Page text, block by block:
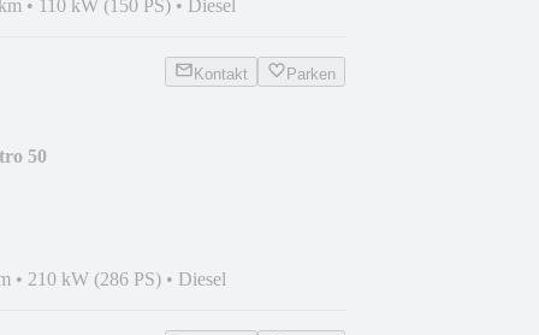
• 110 kW (150 PS) • Diesel
Kontakt Parken
50
• 210 kW (286 PS) • Diesel